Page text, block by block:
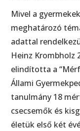
Mivel a
meghatározó
adattal
Heinz Krombholz
elindította a
Állami
tanulmány 18
csecsemők és
életük első két